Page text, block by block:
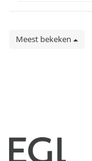
Meest bekeken